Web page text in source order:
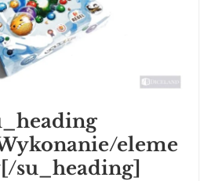
eleme
su_heading]